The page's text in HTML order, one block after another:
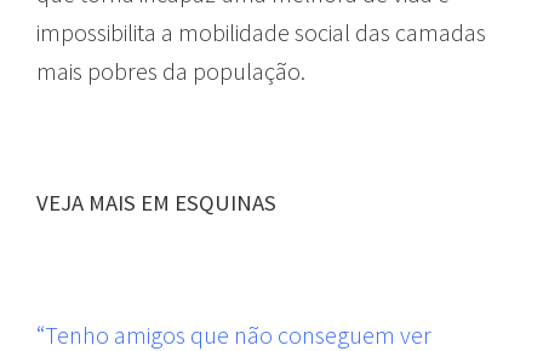
impossibilita a mobilidade social das camadas
mais pobres da população.
VEJA MAIS EM ESQUINAS
“Tenho amigos que não conseguem ver